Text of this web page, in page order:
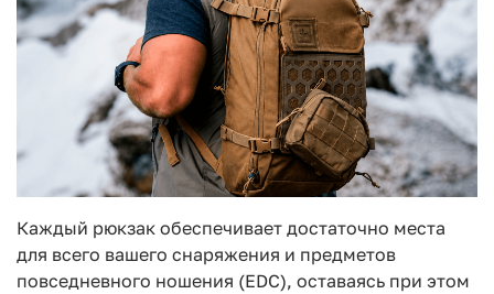
Каждый рюкзак обеспечивает достаточно места
для всего вашего снаряжения и предметов
повседневного ношения (EDC), оставаясь при этом